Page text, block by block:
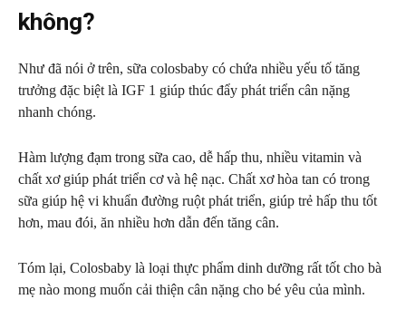
không?
Như đã nói ở trên, sữa colosbaby có chứa nhiều yếu tố tăng
trưởng đặc biệt là IGF 1 giúp thúc đẩy phát triển cân nặng
nhanh chóng.
Hàm lượng đạm trong sữa cao, dễ hấp thu, nhiều vitamin và
chất xơ giúp phát triển cơ và hệ nạc. Chất xơ hòa tan có trong
sữa giúp hệ vi khuẩn đường ruột phát triển, giúp trẻ hấp thu tốt
hơn, mau đói, ăn nhiều hơn dẫn đến tăng cân.
Tóm lại, Colosbaby là loại thực phẩm dinh dưỡng rất tốt cho bà
mẹ nào mong muốn cải thiện cân nặng cho bé yêu của mình.